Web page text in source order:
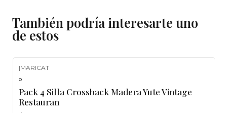
Beneficios del Producto
✔ Estructura de madera resistente y estable
✔ Asiento de yute cómodo y decorativo
✔ Ideal para hogares y espacios comerciales
✔ Fácil combinación con estilos rústicos y
También podría interesarte uno
de estos
|MARICAT
Pack 4 Silla Crossback Madera Yute Vintage
Restauran